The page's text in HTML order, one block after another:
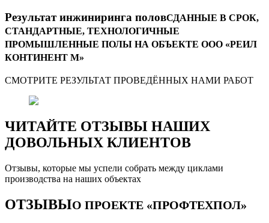
Результат инжиниринга половСДАННЫЕ В СРОК,
СТАНДАРТНЫЕ, ТЕХНОЛОГИЧНЫЕ
ПРОМЫШЛЕННЫЕ ПОЛЫ НА ОБЪЕКТЕ ООО «РЕИЛ
КОНТИНЕНТ М»
СМОТРИТЕ РЕЗУЛЬТАТ ПРОВЕДЁННЫХ НАМИ РАБОТ
ЧИТАЙТЕ ОТЗЫВЫ НАШИХ
ДОВОЛЬНЫХ КЛИЕНТОВ
Отзывы, которые мы успели собрать между циклами
производства на наших объектах
ОТЗЫВЫО ПРОЕКТЕ «ПРОФТЕХПОЛ»